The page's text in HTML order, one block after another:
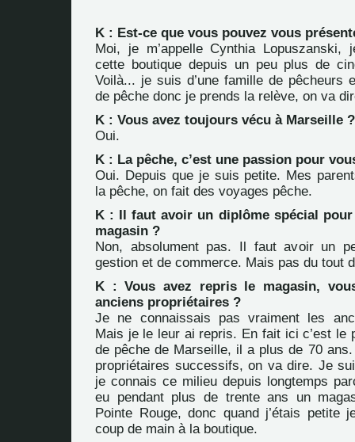
K : Est-ce que vous pouvez vous
Moi, je m’appelle Cynthia Lopuszanski,
cette boutique depuis un peu plus de
Voilà... je suis d’une famille de pêcheurs
de pêche donc je prends la relève, on va
K : Vous avez toujours vécu à Marseille ?
Oui.
K : La pêche, c’est une passion pour
Oui. Depuis que je suis petite. Mes
la pêche, on fait des voyages pêche.
K : Il faut avoir un diplôme spécial
magasin ?
Non, absolument pas. Il faut avoir un
gestion et de commerce. Mais pas du tout
K : Vous avez repris le magasin,
anciens propriétaires ?
Je ne connaissais pas vraiment les
Mais je le leur ai repris. En fait ici c’est le
de pêche de Marseille, il a plus de 70
propriétaires successifs, on va dire. Je
je connais ce milieu depuis longtemps
eu pendant plus de trente ans un
Pointe Rouge, donc quand j’étais petite
coup de main à la boutique.